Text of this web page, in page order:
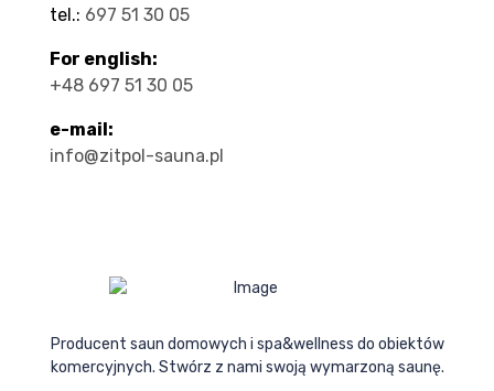
tel.: 697 51 30 05
For english:
+48 697 51 30 05
e-mail:
info@zitpol-sauna.pl
Producent saun domowych i spa&wellness do obiektów
komercyjnych. Stwórz z nami swoją wymarzoną saunę.